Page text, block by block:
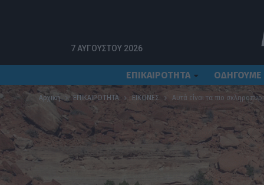
7 ΑΥΓΟΎΣΤΟΥ 2026
ΕΠΙΚΑΙΡΟΤΗΤΑ ΟΔΗΓΟΥΜΕ
Αρχική ΕΠΙΚΑΙΡΟΤΗΤΑ ΕΙΚΟΝΕΣ Αυτά είναι τα πιο